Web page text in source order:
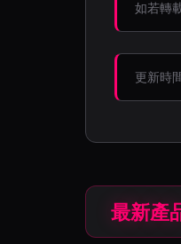
如若轉
更新時
最新產